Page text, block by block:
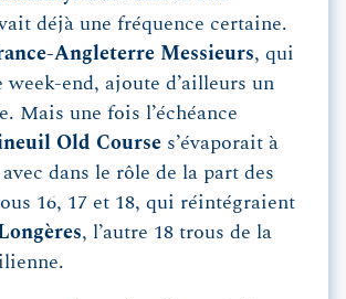
déjà une fréquence certaine.
Angleterre Messieurs, qui
week-end, ajoute d’ailleurs un
Mais une fois l’échéance
Old Course s’évaporait à
dans le rôle de la part des
16, 17 et 18, qui réintégraient
, l’autre 18 trous de la